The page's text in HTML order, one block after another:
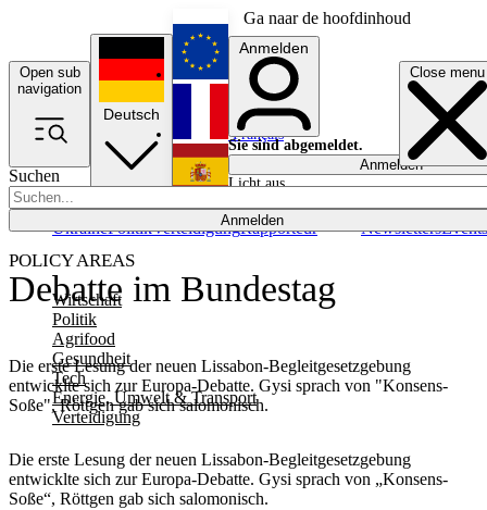
Ga naar de hoofdinhoud
Open sub
navigation
Close menu
Suchen
Anmelden
POLICY AREAS
Wirtschaft
Politik
Agrifood
Gesundheit
Tech
Energie, Umwelt & Transport
Verteidigung
UkrainePolitikVerteidigungRapporteur NewslettersEvents
Deutsch
English
Français
Anmelden
Sie sind abgemeldet.
Anmelden
Licht aus
Debatte im Bundestag
Die erste Lesung der neuen Lissabon-Begleitgesetzgebung
entwicklte sich zur Europa-Debatte. Gysi sprach von "Konsens-
Soße", Röttgen gab sich salomonisch.
Die erste Lesung der neuen Lissabon-Begleitgesetzgebung
entwicklte sich zur Europa-Debatte. Gysi sprach von „Konsens-
Soße“, Röttgen gab sich salomonisch.